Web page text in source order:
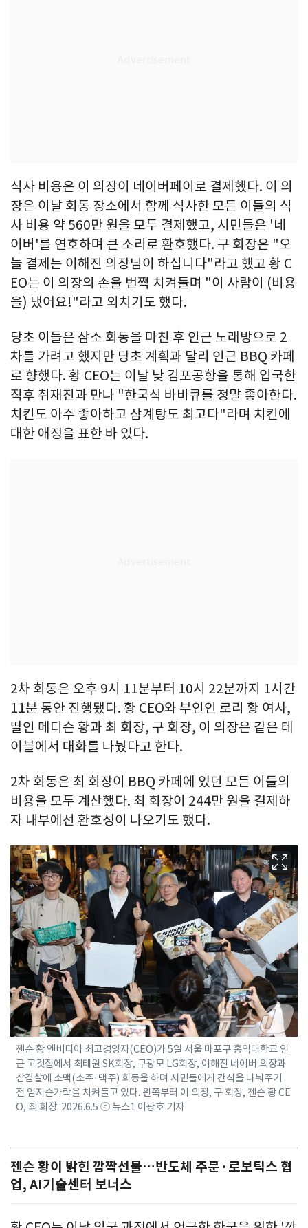
식사 비용은 이 의장이 네이버페이로 결제했다. 이 의
장은 이날 회동 장소에서 함께 식사한 모든 이들의 식
사 비용 약 560만 원을 모두 결제했고, 시민들은 '네
이버'를 연호하며 큰 소리로 환호했다. 구 회장은 "오
늘 결제는 이해진 의장님이 하십니다"라고 했고 황 C
EO는 이 의장의 손을 번쩍 치켜들며 "이 사람이 (비용
을) 냈어요!"라고 외치기도 했다.
당초 이들은 삼소 회동을 마친 후 인근 노래방으로 2
차를 가려고 했지만 당초 계획과 달리 인근 BBQ 카페
로 향했다. 황 CEO는 이날 낮 김포공항을 통해 입국한
직후 취재진과 만나 "한국식 바비큐를 정말 좋아한다.
치킨도 아주 좋아하고 삼계탕도 최고다"라며 치킨에
대한 애정을 표한 바 있다.
2차 회동은 오후 9시 11분부터 10시 22분까지 1시간
11분 동안 진행됐다. 황 CEO와 부인인 로리 황 여사,
딸인 메디슨 황과 최 회장, 구 회장, 이 의장은 같은 테
이블에서 대화를 나눴다고 한다.
2차 회동은 최 회장이 BBQ 카페에 있던 모든 이들의
비용을 모두 계산했다. 최 회장이 244만 원을 결제하
자 내부에선 환호성이 나오기도 했다.
젠슨 황 엔비디아 최고경영자(CEO)가 5일 서울 마포구 홍익대학교 인
근 고깃집에서 최태원 SK회장, 구광모 LG회장, 이해진 네이버 의장과
삼겹살에 소맥(소주·맥주) 회동을 하며 시민들에게 간식을 나눠주기
전 엄지손가락을 치켜들고 있다. 왼쪽부터 이 의장, 구 회장, 젠슨 황 CE
O, 최 회장. 2026.6.5 ⓒ 뉴스1 이광호 기자
젠슨 황이 밝힌 깜짝선물…반도체 주문·로보틱스 협
업, AI기술센터 보너스